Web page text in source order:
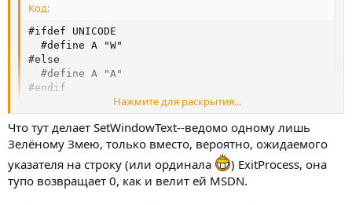
Код:
#ifdef UNICODE
  #define A "W"
#else
  #define A "A"
#endif
function SetWindowText(hWnd: Longint; lpString:
function GetProcAddress(hModule: THandle;
//
Нажмите для раскрытия...
Что тут делает SetWindowText--ведомо одному лишь
Зелёному Змею, только вместо, вероятно, ожидаемого
указателя на строку (или ординала
) ExitProcess, она
тупо возвращает 0, как и велит ей MSDN.